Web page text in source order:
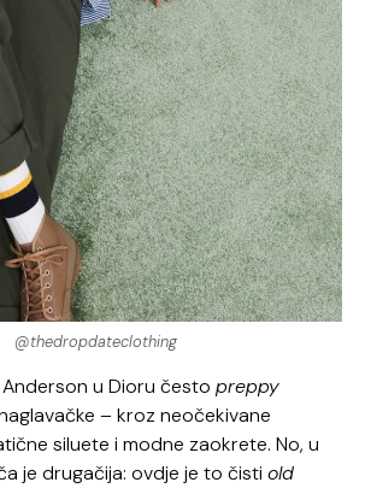
@thedropdateclothing
Anderson u Dioru čestopreppy
– kroz neočekivane
siluete i modne zaokrete. No, u
je drugačija: ovdje je to čistiold